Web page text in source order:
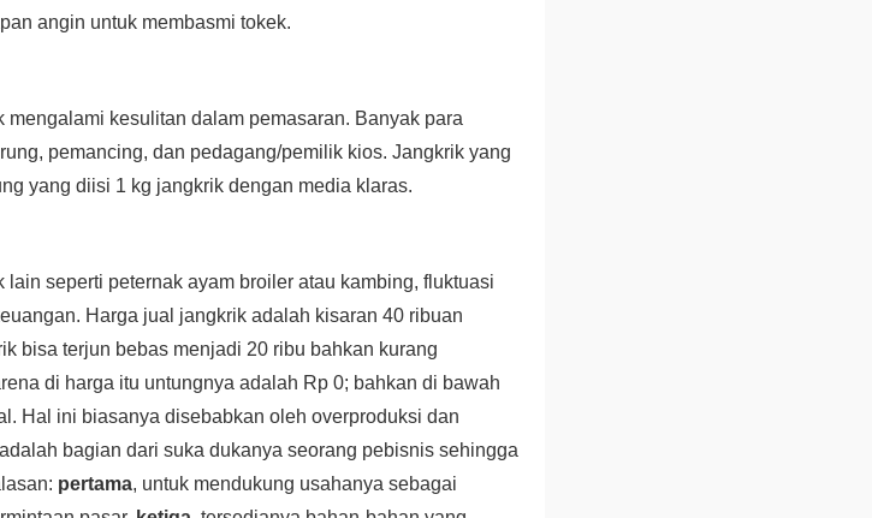
angin untuk membasmi tokek.
kesulitan dalam pemasaran. Banyak para
pemancing, dan pedagang/pemilik kios. Jangkrik yang
yang diisi 1 kg jangkrik dengan media klaras.
seperti peternak ayam broiler atau kambing, fluktuasi
Harga jual jangkrik adalah kisaran 40 ribuan
bisa terjun bebas menjadi 20 ribu bahkan kurang
di harga itu untungnya adalah Rp 0; bahkan di bawah
Hal ini biasanya disebabkan oleh overproduksi dan
bagian dari suka dukanya seorang pebisnis sehingga
pertama, untuk mendukung usahanya sebagai